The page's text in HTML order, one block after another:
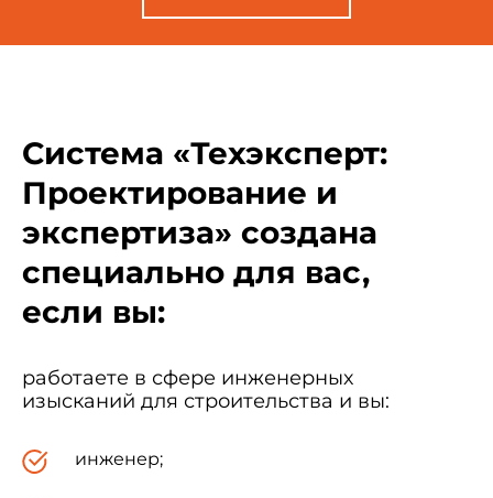
Система «Техэксперт:
Проектирование и
экспертиза» создана
специально для вас,
если вы:
работаете в сфере инженерных
изысканий для строительства и вы:
инженер;